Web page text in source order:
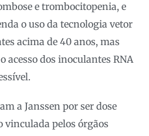
e trombocitopenia, e
o uso da tecnologia vetor
acima de 40 anos, mas
acesso dos inoculantes RNA
a Janssen por ser dose
pelos órgãos